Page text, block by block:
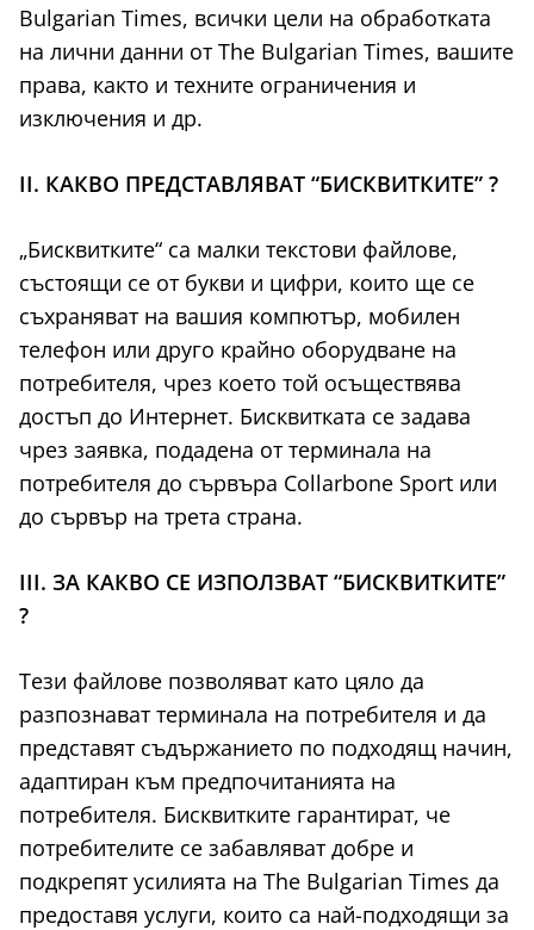
Bulgarian Times, всички цели на обработката
на лични данни от The Bulgarian Times, вашите
права, както и техните ограничения и
изключения и др.
II. КАКВО ПРЕДСТАВЛЯВАТ “БИСКВИТКИТЕ” ?
„Бисквитките“ са малки текстови файлове,
състоящи се от букви и цифри, които ще се
съхраняват на вашия компютър, мобилен
телефон или друго крайно оборудване на
потребителя, чрез което той осъществява
достъп до Интернет. Бисквитката се задава
чрез заявка, подадена от терминала на
потребителя до сървъра Collarbone Sport или
до сървър на трета страна.
III. ЗА КАКВО СЕ ИЗПОЛЗВАТ “БИСКВИТКИТЕ”
?
Тези файлове позволяват като цяло да
разпознават терминала на потребителя и да
представят съдържанието по подходящ начин,
адаптиран към предпочитанията на
потребителя. Бисквитките гарантират, че
потребителите се забавляват добре и
подкрепят усилията на The Bulgarian Times да
предоставя услуги, които са най-подходящи за